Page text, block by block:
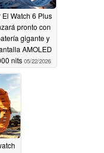
El Watch 6 Plus
pronto con
gigante y
AMOLED
nits 05/22/2026